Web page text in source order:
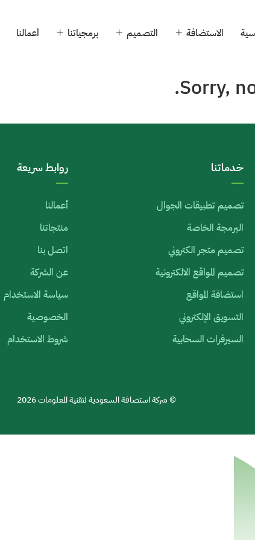
الاستضافة التصميم برمجياتنا أعمالنا
Sorry,
خدماتنا
تصميم تطبيقات الجوال
البرمجة الخاصة
تصميم متجر الكتروني
تصميم المواقع الالكترونية
استضافة المواقع
التسويق الإلكتروني
السيرفرات السحابية
روابط سريعة
أعمالنا
منتجاتنا
اتصل بنا
عن الشركة
سياسة الاستخدام
الخصوصية
شروط الاستخدام
© شركة استضافة السعودية لتقنية المعلومات 2026